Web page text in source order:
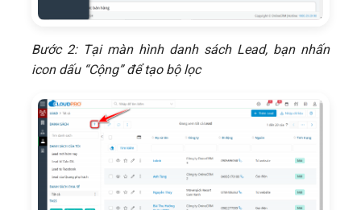
Bước 2: Tại màn hình danh sách Lead, bạn nhấn
icon dấu “Cộng” để tạo bộ lọc